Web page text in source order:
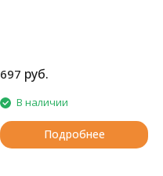
697 руб.
В наличии
Подробнее